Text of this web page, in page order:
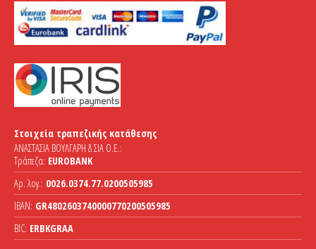
Στοιχεία τραπεζικής κατάθεσης
ΑΝΑΣΤΑΣΙΑ ΒΟΥΛΓΑΡΗ & ΣΙΑ Ο.Ε.:
Τράπεζα: EUROBANK
Αρ. λογ.: 0026.0374.77.0200505985
IBAN: GR4802603740000770200505985
BIC: ERBKGRAA